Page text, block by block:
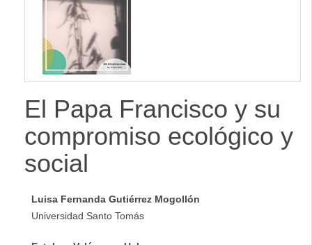
El Papa Francisco y su
compromiso ecológico y
social
Luisa Fernanda Gutiérrez Mogollón
Universidad Santo Tomás